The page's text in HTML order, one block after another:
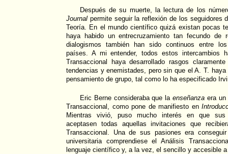
Después de su muerte, la lectura de los
Journal permite seguir la reflexión de los seguidores
Teoría. En el mundo científico quizá existan pocas
haya habido un entrecruzamiento tan fecundo de
dialogismos también han sido continuos entre
países. A mi entender, todos estos intercambios
Transaccional haya desarrollado rasgos
tendencias y enemistades, pero sin que el A. T.
pensamiento de grupo, tal como lo ha especificado
Eric Berne consideraba que laenseñanza era un
Transaccional, como pone de manifiesto en
Mientras vivió, puso mucho interés en que sus
aceptasen todas aquellas invitaciones que
Transaccional. Una de sus pasiones era
universitaria comprendiese el Análisis
lenguaje científico y, a la vez, el sencillo y accesible